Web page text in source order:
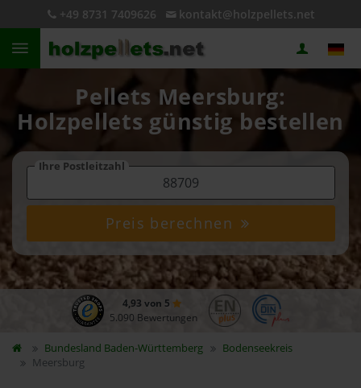
+49 8731 7409626 kontakt@holzpellets.net
Pellets Meersburg:
Holzpellets günstig bestellen
Ihre Postleitzahl
Preis berechnen
4,93 von 5
5.090 Bewertungen
Bundesland Baden-Württemberg
Bodenseekreis
Meersburg